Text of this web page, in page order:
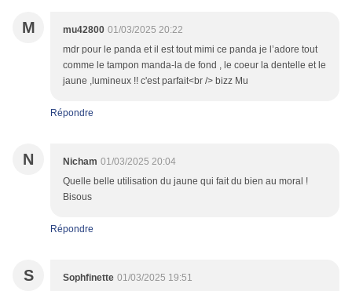
M mu42800 01/03/2025 20:22
mdr pour le panda et il est tout mimi ce panda je l’adore tout
comme le tampon manda-la de fond , le coeur la dentelle et le
jaune ,lumineux !! c'est parfait<br /> bizz Mu
Répondre
N Nicham 01/03/2025 20:04
Quelle belle utilisation du jaune qui fait du bien au moral !
Bisous
Répondre
S Sophfinette 01/03/2025 19:51